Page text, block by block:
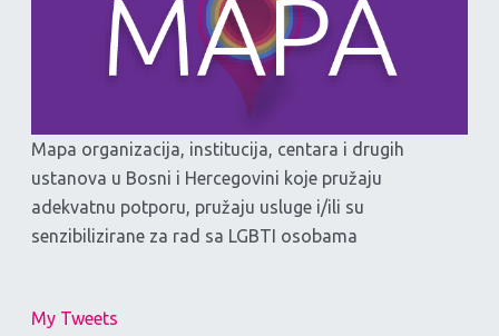
Mapa organizacija, institucija, centara i drugih
ustanova u Bosni i Hercegovini koje pružaju
adekvatnu potporu, pružaju usluge i/ili su
senzibilizirane za rad sa LGBTI osobama
My Tweets